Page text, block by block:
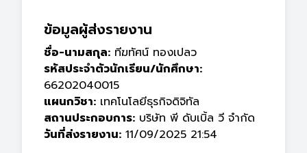
ข้อมูลผู้ส่งรายงาน
ชื่อ-นามสกุล: ทีฆทัศน์ ทองเปลว
รหัสประจำตัวนักเรียน/นักศึกษา:
66202040015
แผนกวิชา: เทคโนโลยีธุรกิจดิจิทัล
สถานประกอบการ: บริษัท พี ดับเบิ้ล วี จำกัด
วันที่ส่งรายงาน: 11/09/2025 21:54